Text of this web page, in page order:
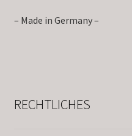
– Made in Germany –
RECHTLICHES